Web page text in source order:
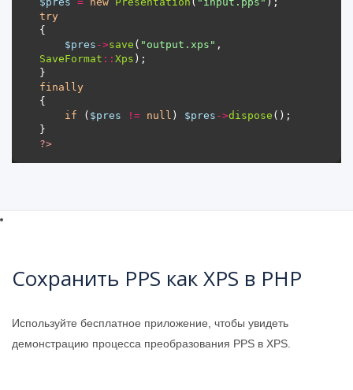
try
$pres ->save ( "output.xps"
SaveFormat :: Xps
finally
if ( $pres != null ) $pres ->dispose
?>
Сохранить PPS как XPS в PHP
Используйте бесплатное приложение, чтобы увидеть
демонстрацию процесса преобразования PPS в XPS.